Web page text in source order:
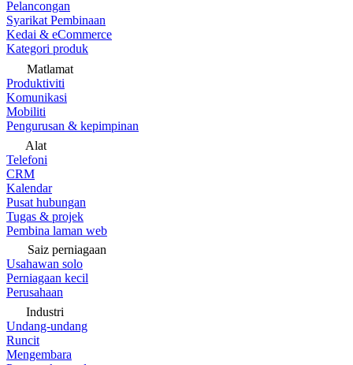
Pelancongan
Syarikat Pembinaan
Kedai & eCommerce
Kategori produk
Matlamat
Produktiviti
Komunikasi
Mobiliti
Pengurusan & kepimpinan
Alat
Telefoni
CRM
Kalendar
Pusat hubungan
Tugas & projek
Pembina laman web
Saiz perniagaan
Usahawan solo
Perniagaan kecil
Perusahaan
Industri
Undang-undang
Runcit
Mengembara